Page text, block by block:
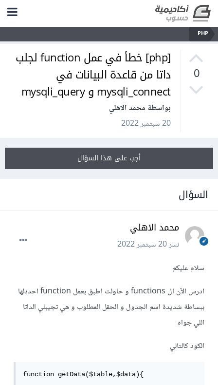
PHP
0
[php] خطأ في عمل function لجلب
داتا من قاعدة البيانات في
mysqli_connect و mysqli_query
بواسطة محمد الاهلي
20 سبتمبر 2022
أجب على هذا السؤال
السؤال
محمد الاهلي
نشر20 سبتمبر 2022
سلام عليكم
ادرس الآن ال functions و حاولت اطبق بعمل function احددلها
ببساطة شديدة اسم الجدول و الحقل المطلوب و هي تجيبلي الداتا
اللي جواه
الكود كالتالي
function getData($table,$data){